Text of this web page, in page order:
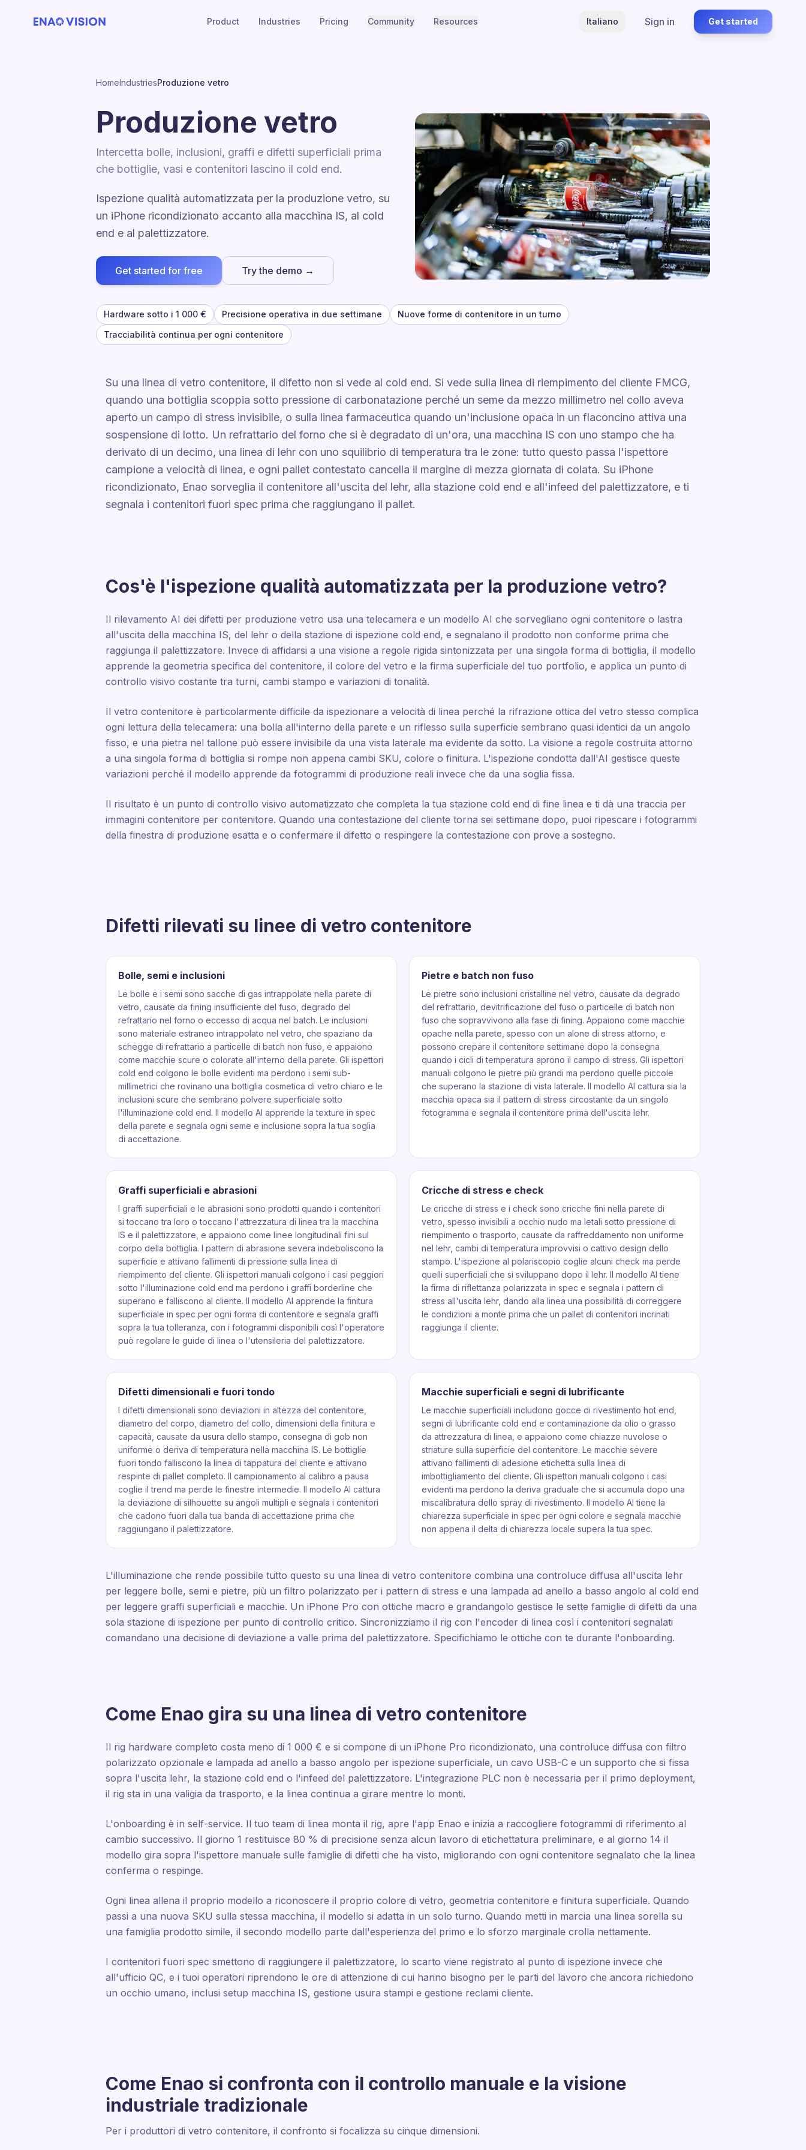
Product Industries Pricing Community Resources Italiano Sign in Get started
HomeIndustriesProduzione vetro
Produzione vetro
Intercetta bolle, inclusioni, graffi e difetti superficiali prima
che bottiglie, vasi e contenitori lascino il cold end.
Ispezione qualità automatizzata per la produzione vetro, su
un iPhone ricondizionato accanto alla macchina IS, al cold
end e al palettizzatore.
Get started for free Try the demo →
Hardware sotto i 1 000 € Precisione operativa in due settimane
Nuove forme di contenitore in un turno
Tracciabilità continua per ogni contenitore
Su una linea di vetro contenitore, il difetto non si vede al cold end. Si vede sulla linea di riempimento del cliente FMCG,
quando una bottiglia scoppia sotto pressione di carbonatazione perché un seme da mezzo millimetro nel collo aveva
aperto un campo di stress invisibile, o sulla linea farmaceutica quando un'inclusione opaca in un flaconcino attiva una
sospensione di lotto. Un refrattario del forno che si è degradato di un'ora, una macchina IS con uno stampo che ha
derivato di un decimo, una linea di lehr con uno squilibrio di temperatura tra le zone: tutto questo passa l'ispettore
campione a velocità di linea, e ogni pallet contestato cancella il margine di mezza giornata di colata. Su iPhone
ricondizionato, Enao sorveglia il contenitore all'uscita del lehr, alla stazione cold end e all'infeed del palettizzatore, e ti
segnala i contenitori fuori spec prima che raggiungano il pallet.
Cos'è l'ispezione qualità automatizzata per la produzione vetro?
Il rilevamento AI dei difetti per produzione vetro usa una telecamera e un modello AI che sorvegliano ogni contenitore o lastra
all'uscita della macchina IS, del lehr o della stazione di ispezione cold end, e segnalano il prodotto non conforme prima che
raggiunga il palettizzatore. Invece di affidarsi a una visione a regole rigida sintonizzata per una singola forma di bottiglia, il modello
apprende la geometria specifica del contenitore, il colore del vetro e la firma superficiale del tuo portfolio, e applica un punto di
controllo visivo costante tra turni, cambi stampo e variazioni di tonalità.
Il vetro contenitore è particolarmente difficile da ispezionare a velocità di linea perché la rifrazione ottica del vetro stesso complica
ogni lettura della telecamera: una bolla all'interno della parete e un riflesso sulla superficie sembrano quasi identici da un angolo
fisso, e una pietra nel tallone può essere invisibile da una vista laterale ma evidente da sotto. La visione a regole costruita attorno
a una singola forma di bottiglia si rompe non appena cambi SKU, colore o finitura. L'ispezione condotta dall'AI gestisce queste
variazioni perché il modello apprende da fotogrammi di produzione reali invece che da una soglia fissa.
Il risultato è un punto di controllo visivo automatizzato che completa la tua stazione cold end di fine linea e ti dà una traccia per
immagini contenitore per contenitore. Quando una contestazione del cliente torna sei settimane dopo, puoi ripescare i fotogrammi
della finestra di produzione esatta e o confermare il difetto o respingere la contestazione con prove a sostegno.
Difetti rilevati su linee di vetro contenitore
Bolle, semi e inclusioni
Le bolle e i semi sono sacche di gas intrappolate nella parete di
vetro, causate da fining insufficiente del fuso, degrado del
refrattario nel forno o eccesso di acqua nel batch. Le inclusioni
sono materiale estraneo intrappolato nel vetro, che spaziano da
schegge di refrattario a particelle di batch non fuso, e appaiono
come macchie scure o colorate all'interno della parete. Gli ispettori
cold end colgono le bolle evidenti ma perdono i semi sub-
millimetrici che rovinano una bottiglia cosmetica di vetro chiaro e le
inclusioni scure che sembrano polvere superficiale sotto
l'illuminazione cold end. Il modello AI apprende la texture in spec
della parete e segnala ogni seme e inclusione sopra la tua soglia
di accettazione.
Pietre e batch non fuso
Le pietre sono inclusioni cristalline nel vetro, causate da degrado
del refrattario, devitrificazione del fuso o particelle di batch non
fuso che sopravvivono alla fase di fining. Appaiono come macchie
opache nella parete, spesso con un alone di stress attorno, e
possono crepare il contenitore settimane dopo la consegna
quando i cicli di temperatura aprono il campo di stress. Gli ispettori
manuali colgono le pietre più grandi ma perdono quelle piccole
che superano la stazione di vista laterale. Il modello AI cattura sia la
macchia opaca sia il pattern di stress circostante da un singolo
fotogramma e segnala il contenitore prima dell'uscita lehr.
Graffi superficiali e abrasioni
I graffi superficiali e le abrasioni sono prodotti quando i contenitori
si toccano tra loro o toccano l'attrezzatura di linea tra la macchina
IS e il palettizzatore, e appaiono come linee longitudinali fini sul
corpo della bottiglia. I pattern di abrasione severa indeboliscono la
superficie e attivano fallimenti di pressione sulla linea di
riempimento del cliente. Gli ispettori manuali colgono i casi peggiori
sotto l'illuminazione cold end ma perdono i graffi borderline che
superano e falliscono al cliente. Il modello AI apprende la finitura
superficiale in spec per ogni forma di contenitore e segnala graffi
sopra la tua tolleranza, con i fotogrammi disponibili così l'operatore
può regolare le guide di linea o l'utensileria del palettizzatore.
Cricche di stress e check
Le cricche di stress e i check sono cricche fini nella parete di
vetro, spesso invisibili a occhio nudo ma letali sotto pressione di
riempimento o trasporto, causate da raffreddamento non uniforme
nel lehr, cambi di temperatura improvvisi o cattivo design dello
stampo. L'ispezione al polariscopio coglie alcuni check ma perde
quelli superficiali che si sviluppano dopo il lehr. Il modello AI tiene
la firma di riflettanza polarizzata in spec e segnala i pattern di
stress all'uscita lehr, dando alla linea una possibilità di correggere
le condizioni a monte prima che un pallet di contenitori incrinati
raggiunga il cliente.
Difetti dimensionali e fuori tondo
I difetti dimensionali sono deviazioni in altezza del contenitore,
diametro del corpo, diametro del collo, dimensioni della finitura e
capacità, causate da usura dello stampo, consegna di gob non
uniforme o deriva di temperatura nella macchina IS. Le bottiglie
fuori tondo falliscono la linea di tappatura del cliente e attivano
respinte di pallet completo. Il campionamento al calibro a pausa
coglie il trend ma perde le finestre intermedie. Il modello AI cattura
la deviazione di silhouette su angoli multipli e segnala i contenitori
che cadono fuori dalla tua banda di accettazione prima che
raggiungano il palettizzatore.
Macchie superficiali e segni di lubrificante
Le macchie superficiali includono gocce di rivestimento hot end,
segni di lubrificante cold end e contaminazione da olio o grasso
da attrezzatura di linea, e appaiono come chiazze nuvolose o
striature sulla superficie del contenitore. Le macchie severe
attivano fallimenti di adesione etichetta sulla linea di
imbottigliamento del cliente. Gli ispettori manuali colgono i casi
evidenti ma perdono la deriva graduale che si accumula dopo una
miscalibratura dello spray di rivestimento. Il modello AI tiene la
chiarezza superficiale in spec per ogni colore e segnala macchie
non appena il delta di chiarezza locale supera la tua spec.
L'illuminazione che rende possibile tutto questo su una linea di vetro contenitore combina una controluce diffusa all'uscita lehr
per leggere bolle, semi e pietre, più un filtro polarizzato per i pattern di stress e una lampada ad anello a basso angolo al cold end
per leggere graffi superficiali e macchie. Un iPhone Pro con ottiche macro e grandangolo gestisce le sette famiglie di difetti da una
sola stazione di ispezione per punto di controllo critico. Sincronizziamo il rig con l'encoder di linea così i contenitori segnalati
comandano una decisione di deviazione a valle prima del palettizzatore. Specifichiamo le ottiche con te durante l'onboarding.
Come Enao gira su una linea di vetro contenitore
Il rig hardware completo costa meno di 1 000 € e si compone di un iPhone Pro ricondizionato, una controluce diffusa con filtro
polarizzato opzionale e lampada ad anello a basso angolo per ispezione superficiale, un cavo USB-C e un supporto che si fissa
sopra l'uscita lehr, la stazione cold end o l'infeed del palettizzatore. L'integrazione PLC non è necessaria per il primo deployment,
il rig sta in una valigia da trasporto, e la linea continua a girare mentre lo monti.
L'onboarding è in self-service. Il tuo team di linea monta il rig, apre l'app Enao e inizia a raccogliere fotogrammi di riferimento al
cambio successivo. Il giorno 1 restituisce 80 % di precisione senza alcun lavoro di etichettatura preliminare, e al giorno 14 il
modello gira sopra l'ispettore manuale sulle famiglie di difetti che ha visto, migliorando con ogni contenitore segnalato che la linea
conferma o respinge.
Ogni linea allena il proprio modello a riconoscere il proprio colore di vetro, geometria contenitore e finitura superficiale. Quando
passi a una nuova SKU sulla stessa macchina, il modello si adatta in un solo turno. Quando metti in marcia una linea sorella su
una famiglia prodotto simile, il secondo modello parte dall'esperienza del primo e lo sforzo marginale crolla nettamente.
I contenitori fuori spec smettono di raggiungere il palettizzatore, lo scarto viene registrato al punto di ispezione invece che
all'ufficio QC, e i tuoi operatori riprendono le ore di attenzione di cui hanno bisogno per le parti del lavoro che ancora richiedono
un occhio umano, inclusi setup macchina IS, gestione usura stampi e gestione reclami cliente.
Come Enao si confronta con il controllo manuale e la visione
industriale tradizionale
Per i produttori di vetro contenitore, il confronto si focalizza su cinque dimensioni.